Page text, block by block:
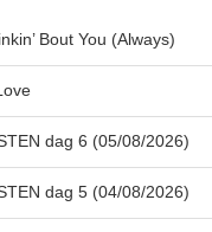
Bout You (Always)
dag 6 (05/08/2026)
dag 5 (04/08/2026)